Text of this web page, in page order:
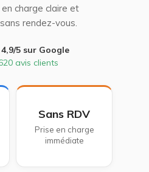
charge claire et
rendez-vous.
4,9/5 sur Google
avis clients
Sans RDV
Prise en charge
immédiate